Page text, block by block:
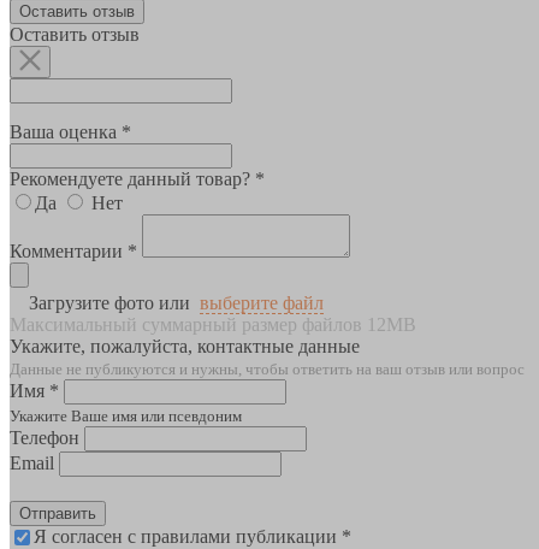
Оставить отзыв
Оставить отзыв
Ваша оценка *
Рекомендуете данный товар? *
Да
Нет
Комментарии *
Загрузите фото или выберите файл
Максимальный суммарный размер файлов 12MB
Укажите, пожалуйста, контактные данные
Данные не публикуются и нужны, чтобы ответить на ваш отзыв или вопрос
Имя *
Укажите Ваше имя или псевдоним
Телефон
Email
Отправить
Я согласен с правилами публикации *